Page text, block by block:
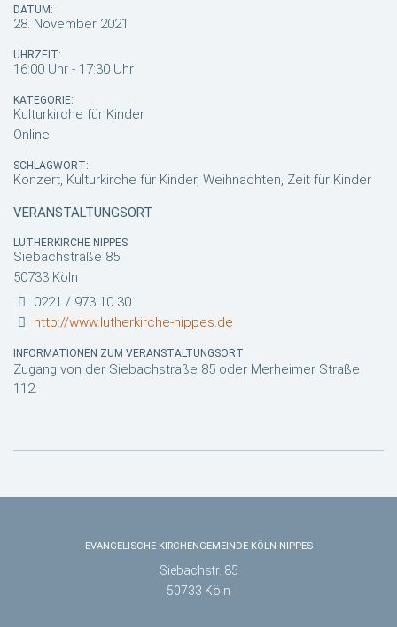
DATUM:
28. November 2021
UHRZEIT:
16:00 Uhr - 17:30 Uhr
KATEGORIE:
Kulturkirche für Kinder
Online
SCHLAGWORT:
Konzert, Kulturkirche für Kinder, Weihnachten, Zeit für Kinder
VERANSTALTUNGSORT
LUTHERKIRCHE NIPPES
Siebachstraße 85
50733 Köln
0221 / 973 10 30
http://www.lutherkirche-nippes.de
INFORMATIONEN ZUM VERANSTALTUNGSORT
Zugang von der Siebachstraße 85 oder Merheimer Straße
112.
EVANGELISCHE KIRCHENGEMEINDE KÖLN-NIPPES
Siebachstr. 85
50733 Köln